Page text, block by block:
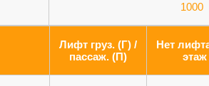
1000
Лифт груз. (Г) /
пассаж. (П)
Нет
этаж